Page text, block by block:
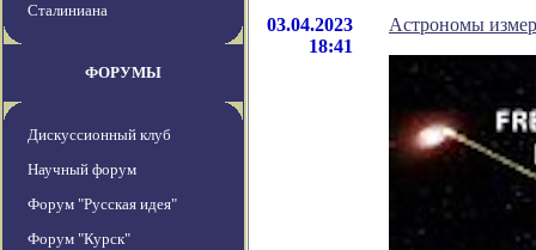
Сталиниана
ФОРУМЫ
Дискуссионный клуб
Научный форум
Форум "Русская идея"
Форум "Курск"
03.04.2023
18:41
Астрономы